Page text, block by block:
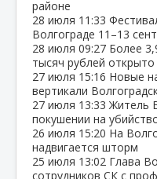
районе
28 июля 11:33
Волгограде 11–13
28 июля 09:27 Более
тысяч рублей
27 июля 15:16 Новые
вертикали
27 июля 13:33 Житель
покушении на
26 июля 15:20 На
надвигается шторм
25 июля 13:02 Глава
сотрудников СК с